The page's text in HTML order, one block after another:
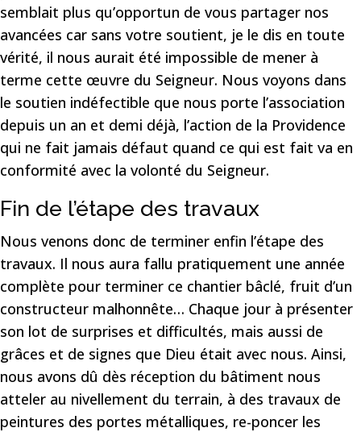
semblait plus qu’opportun de vous partager nos
avancées car sans votre soutient, je le dis en toute
vérité, il nous aurait été impossible de mener à
terme cette œuvre du Seigneur. Nous voyons dans
le soutien indéfectible que nous porte l’association
depuis un an et demi déjà, l’action de la Providence
qui ne fait jamais défaut quand ce qui est fait va en
conformité avec la volonté du Seigneur.
Fin de l’étape des travaux
Nous venons donc de terminer enfin l’étape des
travaux. Il nous aura fallu pratiquement une année
complète pour terminer ce chantier bâclé, fruit d’un
constructeur malhonnête… Chaque jour à présenter
son lot de surprises et difficultés, mais aussi de
grâces et de signes que Dieu était avec nous. Ainsi,
nous avons dû dès réception du bâtiment nous
atteler au nivellement du terrain, à des travaux de
peintures des portes métalliques, re-poncer les